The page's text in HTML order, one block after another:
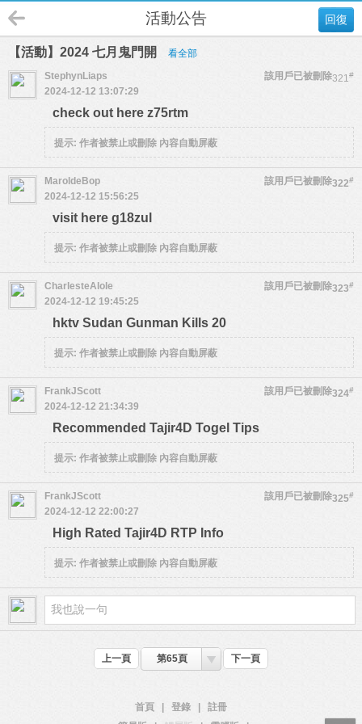
回復
活動公告
【活動】2024 七月鬼門開 看全部
321#
StephynLiaps
該用戶已被刪除
2024-12-12 13:07:29
check out here z75rtm
提示: 作者被禁止或刪除 內容自動屏蔽
322#
MaroldeBop
該用戶已被刪除
2024-12-12 15:56:25
visit here g18zul
提示: 作者被禁止或刪除 內容自動屏蔽
323#
CharlesteAlole
該用戶已被刪除
2024-12-12 19:45:25
hktv Sudan Gunman Kills 20
提示: 作者被禁止或刪除 內容自動屏蔽
324#
FrankJScott
該用戶已被刪除
2024-12-12 21:34:39
Recommended Tajir4D Togel Tips
提示: 作者被禁止或刪除 內容自動屏蔽
325#
FrankJScott
該用戶已被刪除
2024-12-12 22:00:27
High Rated Tajir4D RTP Info
提示: 作者被禁止或刪除 內容自動屏蔽
上一頁 第65頁 下一頁
首頁 登錄
註冊